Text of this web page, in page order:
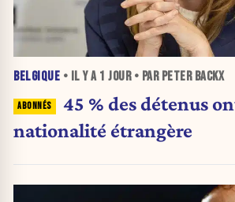
BELGIQUE • IL Y A 1 JOUR• PAR PETER BACKX
45 % des détenus
nationalité étrangère